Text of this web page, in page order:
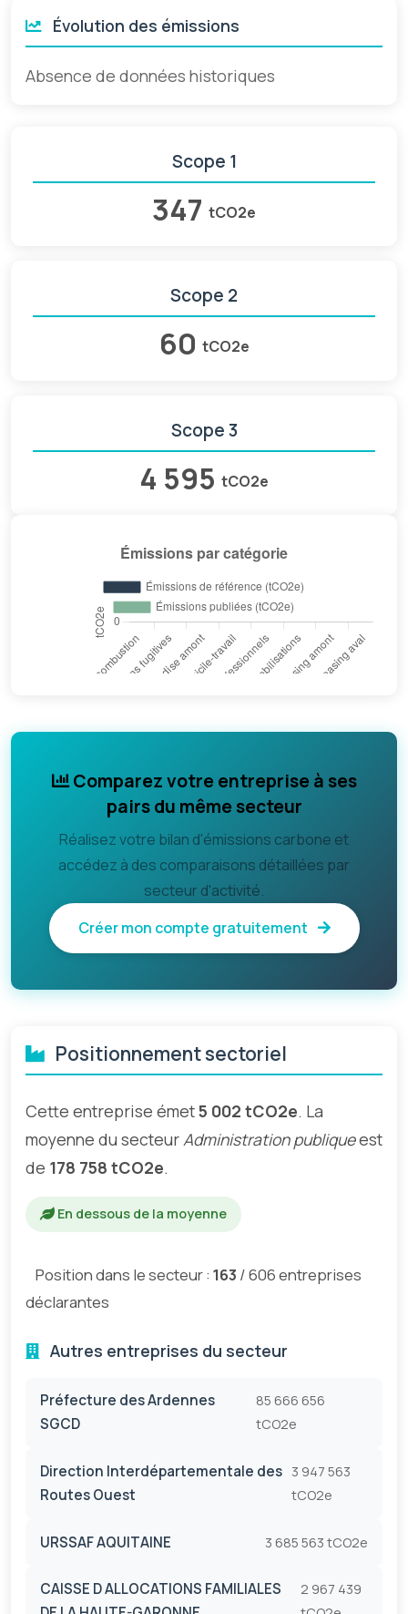
Évolution des émissions
Absence de données historiques
Scope 1
347 tCO2e
Scope 2
60 tCO2e
Scope 3
4 595 tCO2e
Comparez votre entreprise à ses
pairs du même secteur
Réalisez votre bilan d'émissions carbone et
accédez à des comparaisons détaillées par
secteur d'activité.
Créer mon compte gratuitement
Positionnement sectoriel
Cette entreprise émet5 002 tCO2e. La
moyenne du secteurAdministration publiqueest
de 178 758 tCO2e.
En dessous de la moyenne
Position dans le secteur : 163 / 606 entreprises
déclarantes
Autres entreprises du secteur
Préfecture des Ardennes
SGCD
85 666 656
tCO2e
Direction Interdépartementale des
Routes Ouest
3 947 563
tCO2e
URSSAF AQUITAINE 3 685 563 tCO2e
CAISSE D ALLOCATIONS FAMILIALES
2 967 439